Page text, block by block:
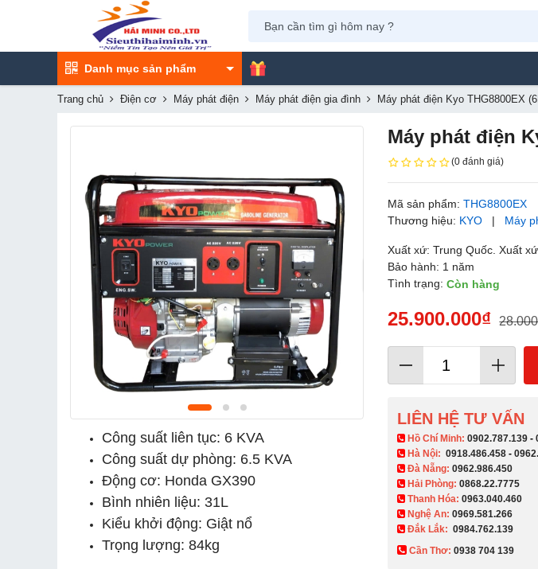
Danh mục sản phẩm
Trang chủ Điện cơ Máy phát điện Máy phát điện gia đình Máy phát điện Kyo THG8800EX
Công suất liên tục: 6 KVA
Công suất dự phòng: 6.5 KVA
Động cơ: Honda GX390
Bình nhiên liệu: 31L
Kiểu khởi động: Giật nổ
Trọng lượng: 84kg
Máy phát điện
(0 đánh giá)
Mã sản phẩm:THG8800EX
Thương hiệu: KYO | Máy
Xuất xứ: Trung Quốc. Xuất
Bảo hành: 1 năm
Tình trạng:Còn hàng
25.900.000₫
LIÊN HỆ TƯ VẤN
​ Hồ Chí Minh:0902.787.139 -
Hà Nội:0918.486.458 -
Đà Nẵng:0962.986.450
Hải Phòng:0868.22.7775
Thanh Hóa:0963.040.460
Nghệ An:0969.581.266
Đắk Lắk: 0984.762.139
Cần Thơ:0938 704 139​